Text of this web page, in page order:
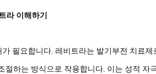
라 이해하기
필요합니다. 레비트라는 발기부전 치료제
절하는 방식으로 작용합니다. 이는 성적 자